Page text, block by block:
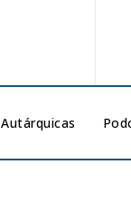
Autárquicas